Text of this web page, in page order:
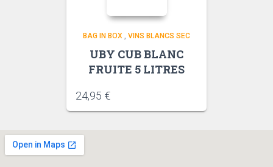
BAG IN BOX , VINS BLANCS SEC
UBY CUB BLANC
FRUITE 5 LITRES
24,95 €